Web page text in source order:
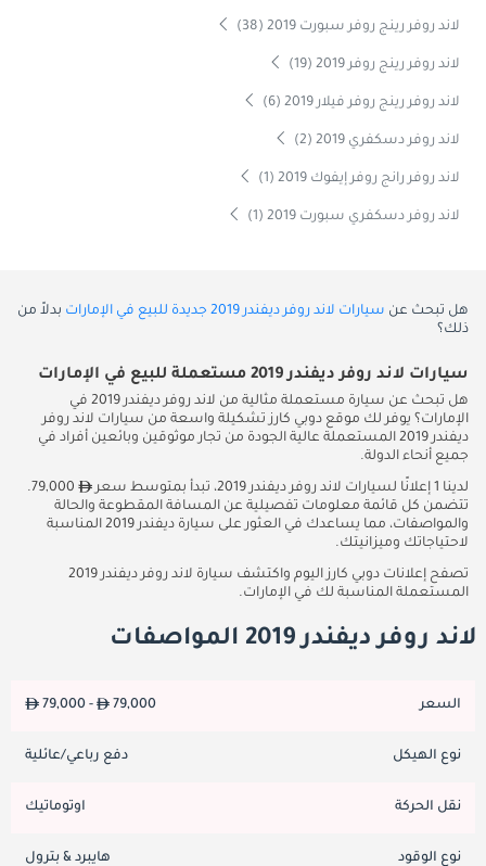
لاند روفر رينج روفر سبورت 2019 (38)
لاند روفر رينج روفر 2019 (19)
لاند روفر رينج روفر فيلار 2019 (6)
لاند روفر دسكفري 2019 (2)
لاند روفر رانج روفر إيفوك 2019 (1)
لاند روفر دسكفري سبورت 2019 (1)
هل تبحث عن سيارات لاند روفر ديفندر 2019 جديدة للبيع في الإمارات
بدلاً من
ذلك؟
سيارات لاند روفر ديفندر 2019 مستعملة للبيع في الإمارات
هل تبحث عن سيارة مستعملة مثالية من لاند روفر ديفندر 2019 في
الإمارات؟ يوفر لك موقع دوبي كارز تشكيلة واسعة من سيارات لاند روفر
ديفندر 2019 المستعملة عالية الجودة من تجار موثوقين وبائعين أفراد في
جميع أنحاء الدولة.
لدينا 1 إعلانًا لسيارات لاند روفر ديفندر 2019، تبدأ بمتوسط سعر
79,000.
تتضمن كل قائمة معلومات تفصيلية عن المسافة المقطوعة والحالة
والمواصفات، مما يساعدك في العثور على سيارة ديفندر 2019 المناسبة
لاحتياجاتك وميزانيتك.
تصفح إعلانات دوبي كارز اليوم واكتشف سيارة لاند روفر ديفندر 2019
المستعملة المناسبة لك في الإمارات.
لاند روفر ديفندر 2019 المواصفات
السعر 79,000 - 79,000
نوع الهيكل دفع رباعي/عائلية
نقل الحركة اوتوماتيك
نوع الوقود هايبرد & بترول